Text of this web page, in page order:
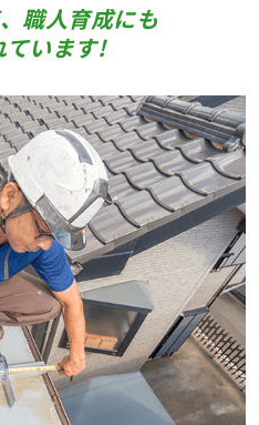
職人育成にも
ています!